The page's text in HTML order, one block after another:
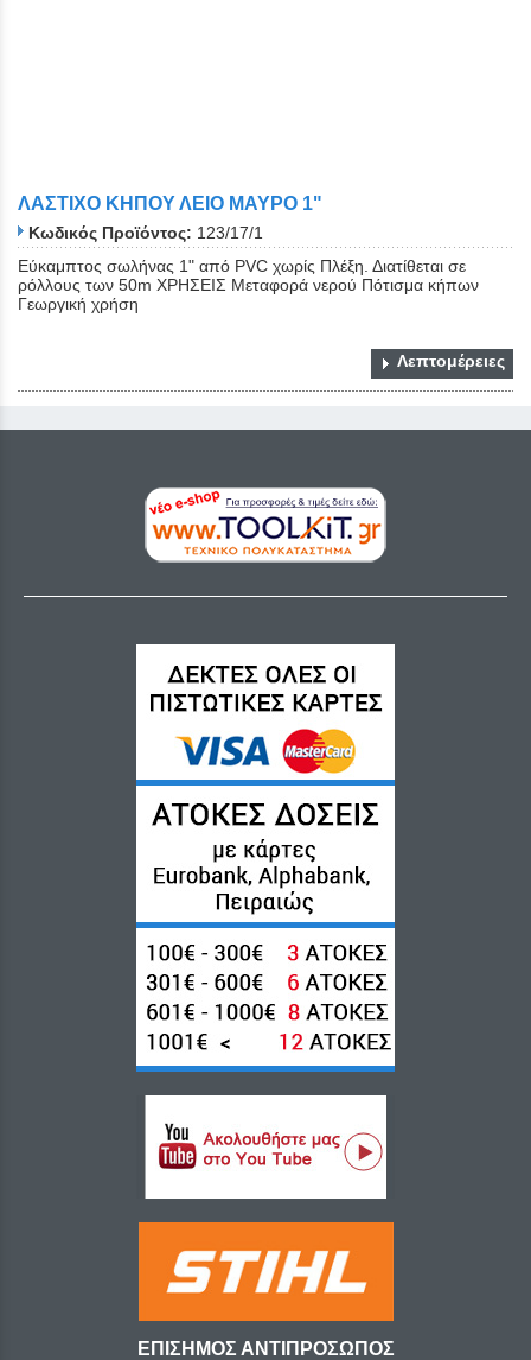
ΛΑΣΤΙΧΟ ΚΗΠΟΥ ΛΕΙΟ ΜΑΥΡΟ 1"
Κωδικός Προϊόντος: 123/17/1
Εύκαμπτος σωλήνας 1" από PVC χωρίς Πλέξη. Διατίθεται σε
ρόλλους των 50m ΧΡΗΣΕΙΣ Μεταφορά νερού Πότισμα κήπων
Γεωργική χρήση
Λεπτομέρειες
ΕΠΙΣΗΜΟΣ ΑΝΤΙΠΡΟΣΩΠΟΣ